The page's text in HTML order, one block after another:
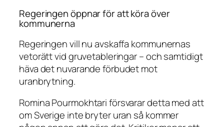
Regeringen öppnar för att köra över
kommunerna
Regeringen vill nu avskaffa kommunernas
vetorätt vid gruvetableringar – och samtidigt
häva det nuvarande förbudet mot
uranbrytning.
Romina Pourmokhtari försvarar detta med att
om Sverige inte bryter uran så kommer